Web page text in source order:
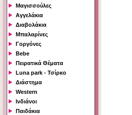
Μαγισσούλες
Αγγελάκια
Διαβολάκια
Μπαλαρίνες
Γοργόνες
Bebe
Πειρατικά Θέματα
Luna park - Τσίρκο
Διάστημα
Western
Ινδιάνοι
Παιδάκια